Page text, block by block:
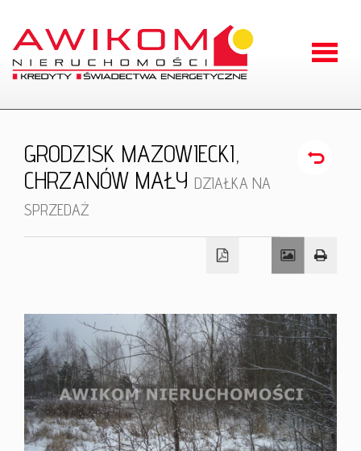
Kontakt
od
umowy
GRODZISK MAZOWIECKI,
CHRZANÓW MAŁY DZIAŁKA NA
SPRZEDAŻ